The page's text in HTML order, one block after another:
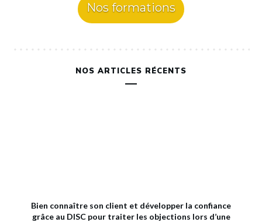
Nos formations
NOS ARTICLES RÉCENTS
Bien connaître son client et développer la confiance
grâce au DISC pour traiter les objections lors d’une